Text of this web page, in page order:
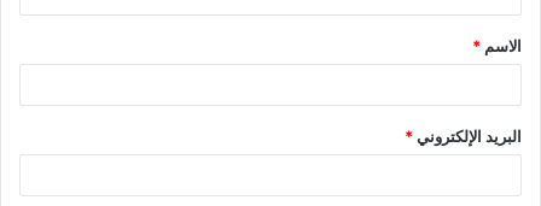
ق
*
الاسم *
البريد الإلكتروني*